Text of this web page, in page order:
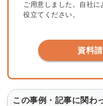
ご用意しました。自社
役立てください。
資料
この事例・記事に関わ